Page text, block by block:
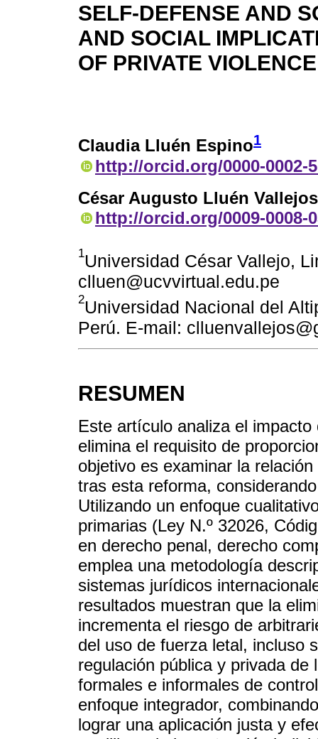
SELF-DEFENSE AND
AND SOCIAL
OF PRIVATE VIOLENCE
Claudia Lluén Espino1
http://orcid.org/0000-0002-
César Augusto Lluén Vallejos
http://orcid.org/0009-0008-
1Universidad César Vallejo,
clluen@ucvvirtual.edu.pe
2Universidad Nacional del
Perú. E-mail:
RESUMEN
Este artículo analiza el
elimina el requisito de
objetivo es examinar la
tras esta reforma,
Utilizando un enfoque
primarias (Ley N.º 32026,
en derecho penal, derecho
emplea una metodología
sistemas jurídicos
resultados muestran que la
incrementa el riesgo de
del uso de fuerza letal, incluso
regulación pública y privada
formales e informales de
enfoque integrador,
lograr una aplicación justa y